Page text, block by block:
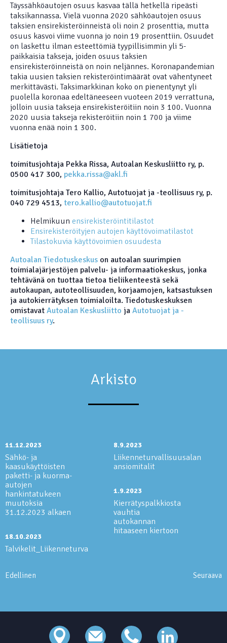
Täyssähköautojen osuus kasvaa tällä hetkellä ripeästi
taksikannassa. Vielä vuonna 2020 sähköautojen osuus
taksien ensirekisteröinneistä oli noin 2 prosenttia, mutta
osuus kasvoi viime vuonna jo noin 19 prosenttiin. Osuudet
on laskettu ilman esteettömiä tyypillisimmin yli 5-
paikkaisia takseja, joiden osuus taksien
ensirekisteröinneistä on noin neljännes. Koronapandemian
takia uusien taksien rekisteröintimäärät ovat vähentyneet
merkittävästi. Taksimarkkinan koko on pienentynyt yli
puolella koronaa edeltäneeseen vuoteen 2019 verrattuna,
jolloin uusia takseja ensirekisteröitiin noin 3 100. Vuonna
2020 uusia takseja rekisteröitiin noin 1 700 ja viime
vuonna enää noin 1 300.
Lisätietoja
toimitusjohtaja Pekka Rissa, Autoalan Keskusliitto ry, p.
0500 417 300, pekka.rissa@akl.fi
toimitusjohtaja Tero Kallio, Autotuojat ja -teollisuus ry, p.
040 729 4513, tero.kallio@autotuojat.fi
Helmikuun ensirekisteröintitilastot
Ensirekisteröityjen autojen käyttövoimatilastot
Tilastokuvia käyttövoimien osuudesta
Autoalan Tiedotuskeskus on autoalan suurimpien
toimialajärjestöjen palvelu- ja informaatiokeskus, jonka
tehtävänä on tuottaa tietoa tieliikenteestä sekä
autokaupan, autoteollisuuden, korjaamojen, katsastuksen
ja autokierrätyksen toimialoilta. Tiedotuskeskuksen
omistavat Autoalan Keskusliitto ja Autotuojat ja -
teollisuus ry.
Arkisto
11.12.2023
Sähkö- ja
kaasukäyttöisten
paketti- ja kuorma-
autojen
hankintatukeen
muutoksia
31.12.2023 alkaen
18.10.2023
Talvikelit_Liikenneturva
8.9.2023
Liikenneturvallisuusalan
ansiomitalit
1.9.2023
Kierrätyspalkkiosta
vauhtia
autokannan
hitaaseen kiertoon
Edellinen Seuraava